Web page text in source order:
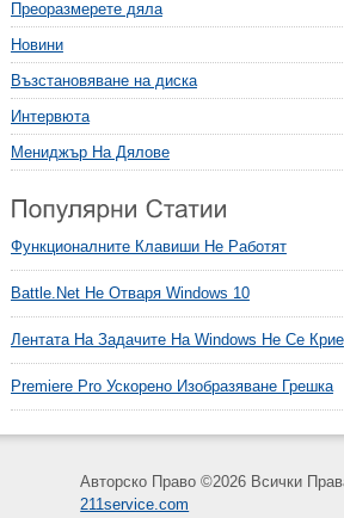
Преоразмерете дяла
Новини
Възстановяване на диска
Интервюта
Мениджър На Дялове
Функционалните Клавиши Не Работят
Battle.net Не Отваря Windows 10
Лентата На Задачите На Windows Не Се Крие
Premiere Pro Ускорено Изобразяване Грешка
Авторско Право ©2026 Всички
211service.com